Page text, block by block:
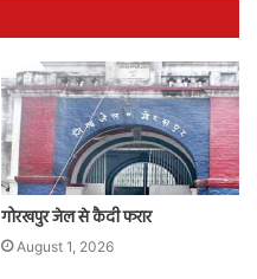
गोरखपुर जेल से कैदी फरार
August 1, 2026